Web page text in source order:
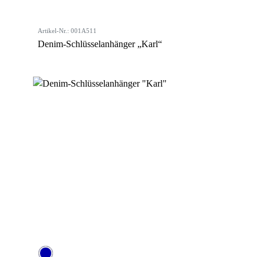
Artikel-Nr.: 001A511
Denim-Schlüsselanhänger „Karl“